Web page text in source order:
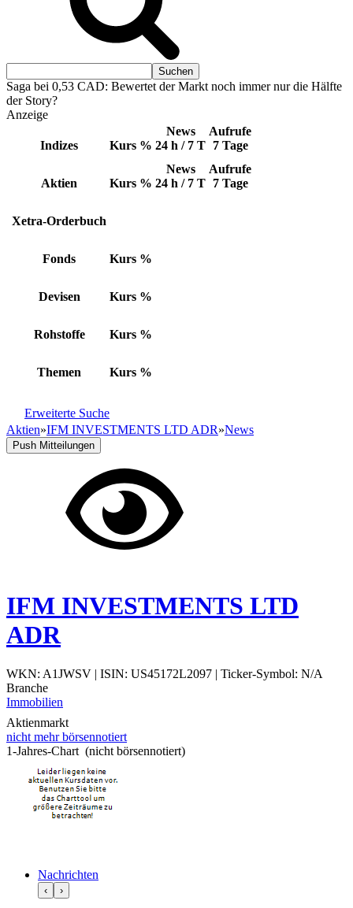
Saga bei 0,53 CAD: Bewertet der Markt noch immer nur die Hälfte
der Story?
Anzeige
Indizes Kurs %
News
24 h / 7 T
Aufrufe
7 Tage
Aktien Kurs %
News
24 h / 7 T
Aufrufe
7 Tage
Xetra-Orderbuch
Fonds Kurs %
Devisen Kurs %
Rohstoffe Kurs %
Themen Kurs %
Erweiterte Suche
Aktien»IFM INVESTMENTS LTD ADR»News
Push Mitteilungen
IFM INVESTMENTS LTD
ADR
WKN: A1JWSV | ISIN: US45172L2097 | Ticker-Symbol: N/A
Branche
Immobilien
Aktienmarkt
nicht mehr börsennotiert
1-Jahres-Chart (nicht börsennotiert)
Nachrichten
‹ ›